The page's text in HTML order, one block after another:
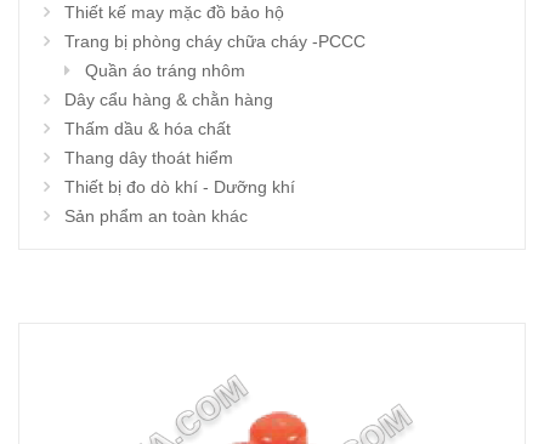
Thiết kế may mặc đồ bảo hộ
Trang bị phòng cháy chữa cháy -PCCC
Quần áo tráng nhôm
Dây cẩu hàng & chằn hàng
Thấm dầu & hóa chất
Thang dây thoát hiểm
Thiết bị đo dò khí - Dưỡng khí
Sản phẩm an toàn khác